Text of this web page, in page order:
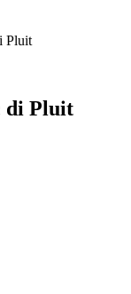
Pluit
di Pluit